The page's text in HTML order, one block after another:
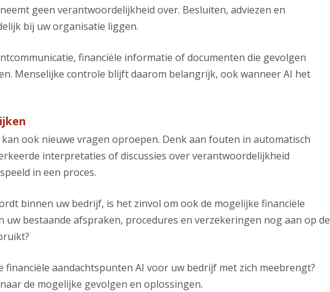
geen verantwoordelijkheid over. Besluiten, adviezen en
bij uw organisatie liggen.
financiële informatie of documenten die gevolgen
Menselijke controle blijft daarom belangrijk, ook wanneer AI het
ook nieuwe vragen oproepen. Denk aan fouten in automatisch
interpretaties of discussies over verantwoordelijkheid
in een proces.
binnen uw bedrijf, is het zinvol om ook de mogelijke financiële
uw bestaande afspraken, procedures en verzekeringen nog aan op de
financiële aandachtspunten AI voor uw bedrijf met zich meebrengt?
de mogelijke gevolgen en oplossingen.